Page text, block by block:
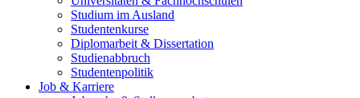
Studium im Ausland
Studentenkurse
Diplomarbeit & Dissertation
Studienabbruch
Studentenpolitik
Job & Karriere